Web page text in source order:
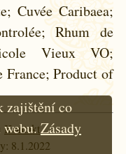
Cuvée Caribaea;
Rhum de
Vieux VO;
Product of
Kontakt
8.1.2022
zajištění co
webu.Zásady